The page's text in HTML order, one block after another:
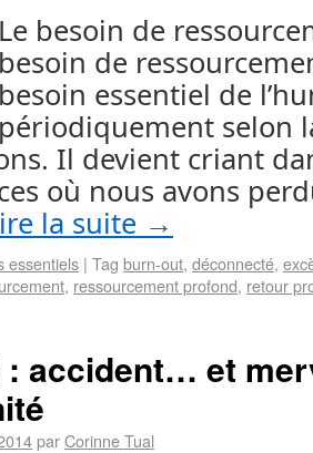
Le besoin de
besoin de
besoin essentiel de
périodiquement selon
Il devient criant
où nous avons
la suite →
essentiels | Tag burn-out, déconnecté,
, ressourcement profond, retour
: accident… et
parCorinne Tual